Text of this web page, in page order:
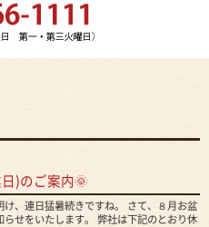
)のご案内🌞
け、連日猛暑続きですね。 さて、８月お盆
らせをいたします。 弊社は下記のとおり休